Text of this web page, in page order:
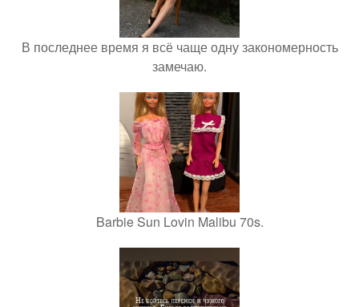
В последнее время я всё чаще одну закономерность
замечаю.
Barbie Sun Lovin Malibu 70s.